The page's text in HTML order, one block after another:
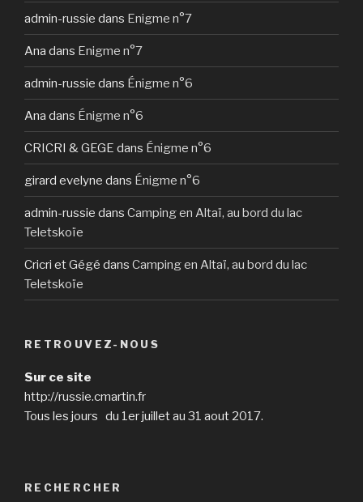
admin-russie dans Enigme n°7
Ana dans Enigme n°7
admin-russie dans Énigme n°6
Ana dans Énigme n°6
CRICRI & GEGE dans Énigme n°6
girard evelyne dans Énigme n°6
admin-russie dans Camping en Altaï, au bord du lac
Teletskoïe
Cricri et Gégé dans Camping en Altaï, au bord du lac
Teletskoïe
RETROUVEZ-NOUS
Sur ce site
http://russie.cmartin.fr
Tous les jours du 1er juillet au 31 aout 2017.
RECHERCHER